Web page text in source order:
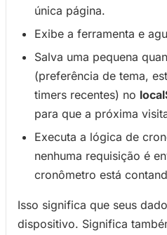
única página.
Exibe a ferramenta e
Salva uma pequena
(preferência de tema,
timers recentes) no
para que a próxima
Executa a lógica de
nenhuma requisição é
cronômetro está
Isso significa que seus
dispositivo. Significa